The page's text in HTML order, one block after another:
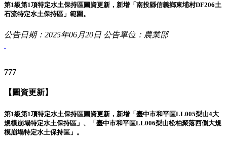
第1級第1項特定水土保持區圖資更新，新增「南投縣信義鄉東埔村DF206土
石流特定水土保持區」範圍。
公告日期：2025年06月20日 公告單位：農業部
777
【圖資更新】
第1級第1項特定水土保持區圖資更新，新增「臺中市和平區LL005梨山4大
規模崩塌特定水土保持區」、「臺中市和平區LL006梨山松柏聚落西側大規
模崩塌特定水土保持區」。